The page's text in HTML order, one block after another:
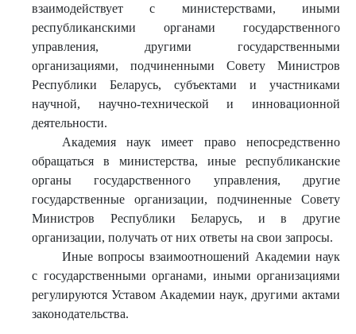
взаимодействует с министерствами, иными
республиканскими органами государственного
управления, другими государственными
организациями, подчиненными Совету Министров
Республики Беларусь, субъектами и участниками
научной, научно-технической и инновационной
деятельности.
Академия наук имеет право непосредственно
обращаться в министерства, иные республиканские
органы государственного управления, другие
государственные организации, подчиненные Совету
Министров Республики Беларусь, и в другие
организации, получать от них ответы на свои запросы.
Иные вопросы взаимоотношений Академии наук
с государственными органами, иными организациями
регулируются Уставом Академии наук, другими актами
законодательства.